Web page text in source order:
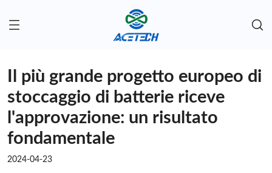
Il più grande progetto europeo di
stoccaggio di batterie riceve
l'approvazione: un risultato
fondamentale
2024-04-23